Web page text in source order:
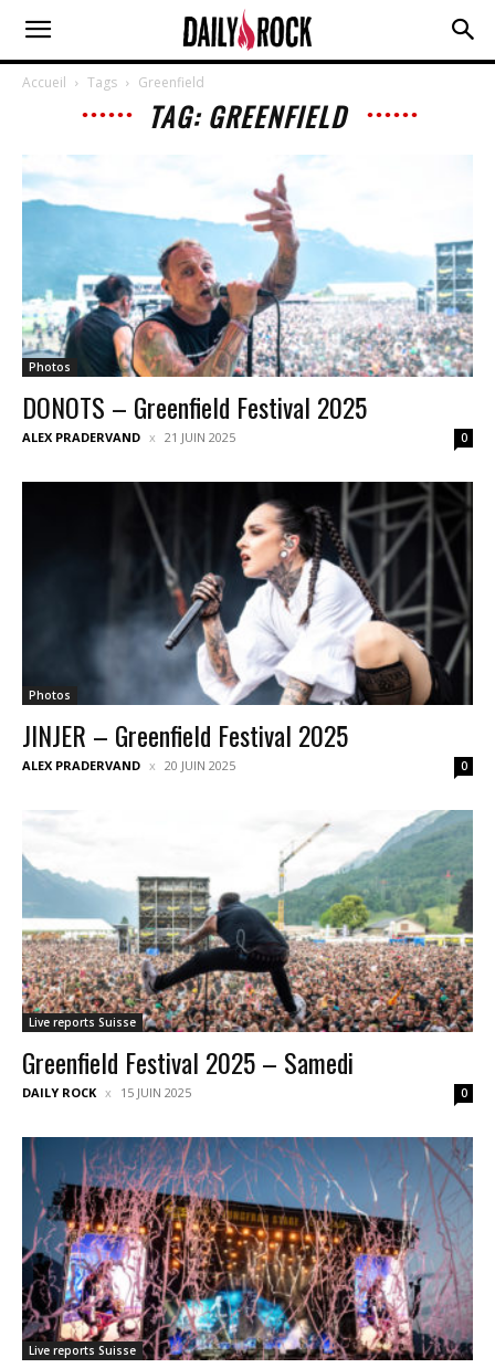
Accueil Tags Greenfield
TAG: GREENFIELD
Photos
DONOTS – Greenfield Festival 2025
ALEX PRADERVAND 21 JUIN 2025 0
Photos
JINJER – Greenfield Festival 2025
ALEX PRADERVAND 20 JUIN 2025 0
Live reports Suisse
Greenfield Festival 2025 – Samedi
DAILY ROCK 15 JUIN 2025 0
Live reports Suisse